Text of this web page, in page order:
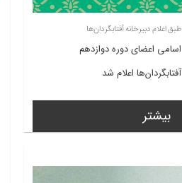
طبق اعلام دبیرخانه آفتابگردان‌ها
اسامی اعضای دوره دوازدهم
آفتابگردان‌ها اعلام شد
بیشتر